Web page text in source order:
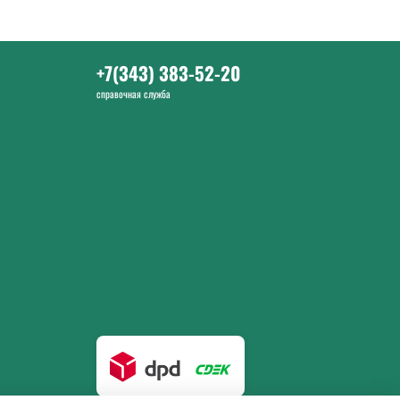
+7(343) 383-52-20
справочная служба